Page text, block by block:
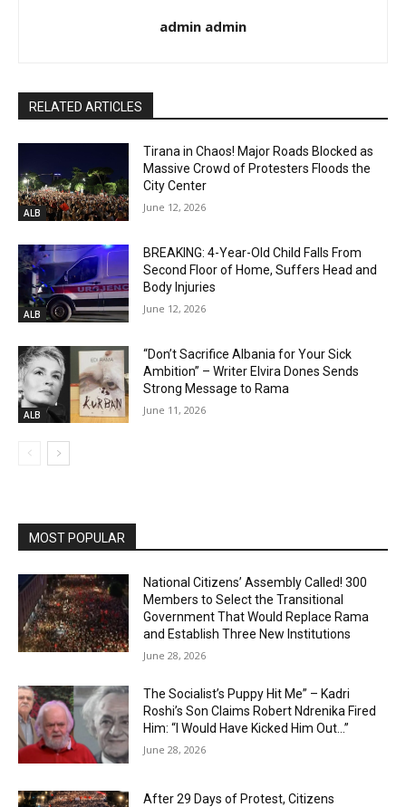
admin admin
RELATED ARTICLES
ALB
Tirana in Chaos! Major Roads Blocked as
Massive Crowd of Protesters Floods the
City Center
June 12, 2026
ALB
BREAKING: 4-Year-Old Child Falls From
Second Floor of Home, Suffers Head and
Body Injuries
June 12, 2026
ALB
“Don’t Sacrifice Albania for Your Sick
Ambition” – Writer Elvira Dones Sends
Strong Message to Rama
June 11, 2026
MOST POPULAR
National Citizens’ Assembly Called! 300
Members to Select the Transitional
Government That Would Replace Rama
and Establish Three New Institutions
June 28, 2026
The Socialist’s Puppy Hit Me” – Kadri
Roshi’s Son Claims Robert Ndrenika Fired
Him: “I Would Have Kicked Him Out…”
June 28, 2026
After 29 Days of Protest, Citizens